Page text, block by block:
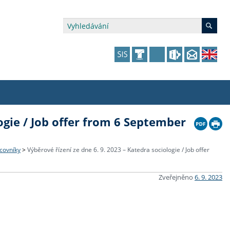
a veřejnost
vzdělávání
s mikrocertifikátem
vzdělávání
se specifickými potřebami
& Impact Office
ceny a fondy
zaměstnanci
financování výjezdů
/ Job offer from 6 September
> Výběrové řízení ze dne 6. 9. 2023 – Katedra sociologie / Job offer
Zveřejněno 6. 9. 2023